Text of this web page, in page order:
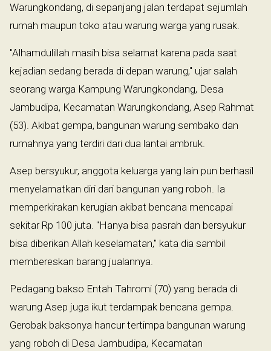
Warungkondang, di sepanjang jalan terdapat sejumlah
rumah maupun toko atau warung warga yang rusak.
"Alhamdulillah masih bisa selamat karena pada saat
kejadian sedang berada di depan warung," ujar salah
seorang warga Kampung Warungkondang, Desa
Jambudipa, Kecamatan Warungkondang, Asep Rahmat
(53). Akibat gempa, bangunan warung sembako dan
rumahnya yang terdiri dari dua lantai ambruk.
Asep bersyukur, anggota keluarga yang lain pun berhasil
menyelamatkan diri dari bangunan yang roboh. Ia
memperkirakan kerugian akibat bencana mencapai
sekitar Rp 100 juta. "Hanya bisa pasrah dan bersyukur
bisa diberikan Allah keselamatan," kata dia sambil
membereskan barang jualannya.
Pedagang bakso Entah Tahromi (70) yang berada di
warung Asep juga ikut terdampak bencana gempa.
Gerobak baksonya hancur tertimpa bangunan warung
yang roboh di Desa Jambudipa, Kecamatan